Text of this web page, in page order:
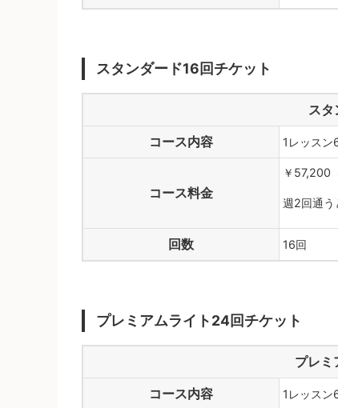
スタンダード16回チケット
スタ
コース内容
1レッスン
コース料金
￥57,200
週2回通う
回数 16回
プレミアムライト24回チケット
プレミ
コース内容
1レッスン